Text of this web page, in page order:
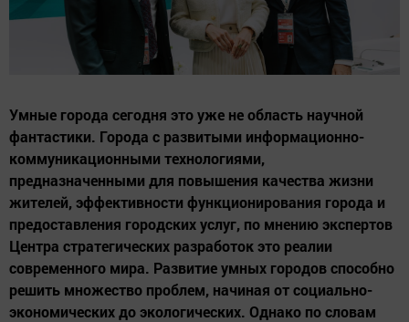
Умные города сегодня это уже не область научной
фантастики. Города с развитыми информационно-
коммуникационными технологиями,
предназначенными для повышения качества жизни
жителей, эффективности функционирования города и
предоставления городских услуг, по мнению экспертов
Центра стратегических разработок это реалии
современного мира. Развитие умных городов способно
решить множество проблем, начиная от социально-
экономических до экологических. Однако по словам